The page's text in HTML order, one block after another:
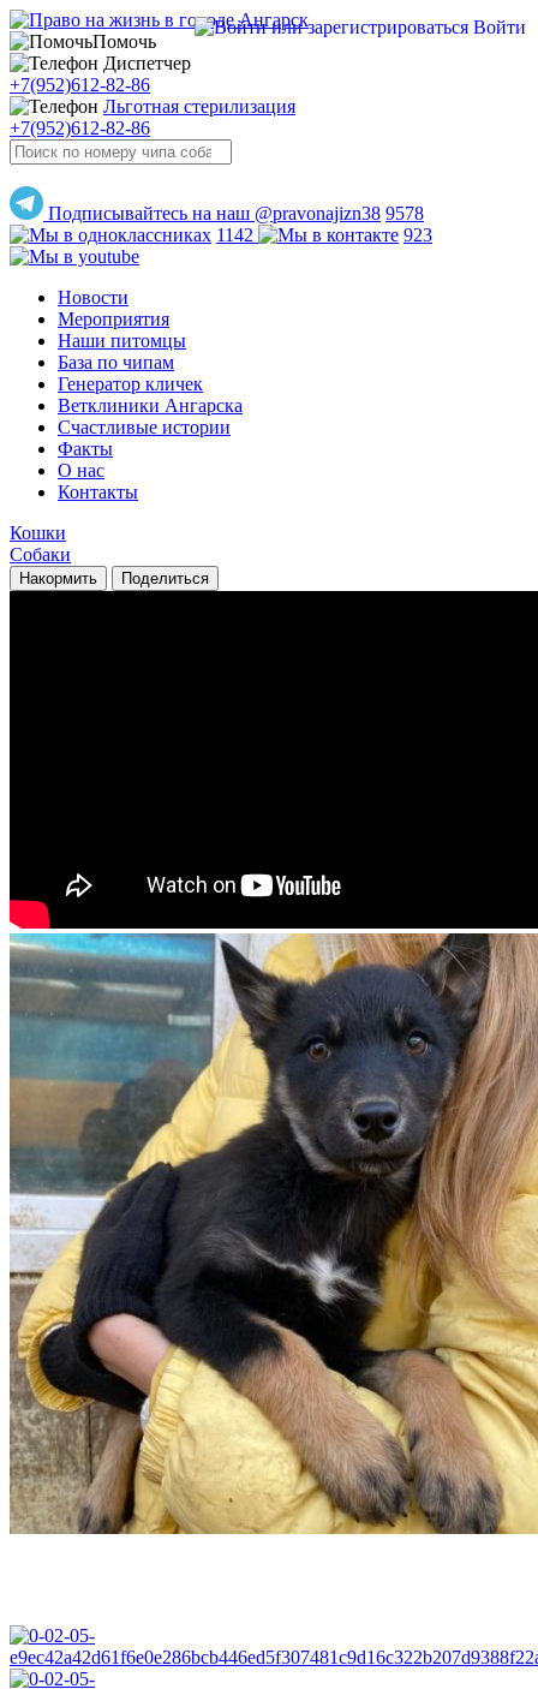
Помочь
Диспетчер
+7(952)612-82-86
Льготная стерилизация
+7(952)612-82-86
Войти
Подписывайтесь на наш @pravonajizn38 9578
1142
923
Новости
Мероприятия
Наши питомцы
База по чипам
Генератор кличек
Ветклиники Ангарска
Счастливые истории
Факты
О нас
Контакты
Кошки
Собаки
Накормить Поделиться